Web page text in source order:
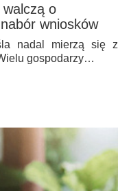
walczą o
wniosków
nadal mierzą się z
gospodarzy…